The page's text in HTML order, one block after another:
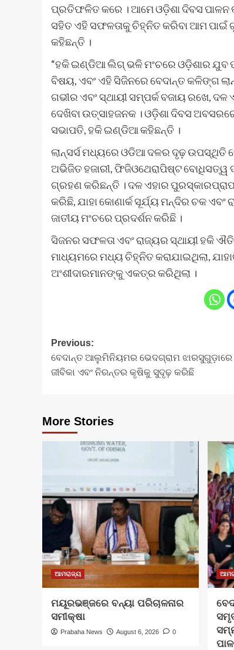
ପ୍ରତିଫଳିତ କରେ । ଆମେ ଓଡ଼ିଶା ଦିବସ ପାଳନ
ସହିତ ଏହି ସଫଳତାକୁ ଚିହ୍ନିତ କରିବା ଆମ ପାଇଁ
କହିଛନ୍ତି ।
“ହକି ଇଣ୍ଡିଆ ଲିଗ୍ ଭଳି ମଂଚରେ ଓଡ଼ିଶାର ଯୁବ
ବିଷୟ, ଏବଂ ଏହି ସିଜିନରେ ବେଦାନ୍ତ କଳିଙ୍ଗ
ଗଭୀର ଏବଂ ସ୍ଥାୟୀ ସମ୍ପର୍କ ବଜାୟ ରଖେ,
ଦେଖିବା ଉତ୍ସାହଜନକ । ଓଡ଼ିଶା ଦିବସ
ସଭାପତି, ହକି ଇଣ୍ଡିଆ କହିଛନ୍ତି ।
ଲାନ୍ସର୍ସ ମଧ୍ୟରେ ଓଡିଆ ଦଳର ଦୃଢ଼ ଉପସ୍ଥିତି
ଅଭିଜିତ ହଜାରୀ, ଫିଜିଓଥେରାପିଷ୍ଟ ବୋଧିସତ୍ୱ
ଗ୍ରହଣ କରିଛନ୍ତି । ଦଳ ଏହାର
କରିଛି, ଯାହା କୋଣାର୍କ ସୂର୍ଯ୍ୟ ମନ୍ଦିର ଚକ
ଜାତୀୟ ମଂଚରେ ପ୍ରଦର୍ଶନ କରିଛି ।
ସିଜନର ସଫଳତା ଏବଂ ରାଜ୍ୟର ସ୍ଥାୟୀ ହକି
ମାଧ୍ୟମରେ ମଧ୍ୟ ଚିହ୍ନିତ କରାଯାଇଥିଲା,
ଅଂଶୀଦାରମାନଙ୍କୁ ଏକତ୍ର କରିଥିଲା ।
Post
navigation
Previous:
ବେଦାନ୍ତ ଆଲୁମିନିୟମର ଭେଦଗ୍ରାମ ଝାରସୁଗୁଡ଼ାରେ
ଜୀବିକା ଏବଂ ନିରନ୍ତର କୃଷିକୁ ସୁଦୃଢ଼ କରିଛି
More Stories
ଆମରାଜ୍ୟ
ମୟୂରଭଞ୍ଜରେ ବନ୍ୟା ପରିଚାଳନାର
ସମୀକ୍ଷା
Prabaha News August 6, 2026 0